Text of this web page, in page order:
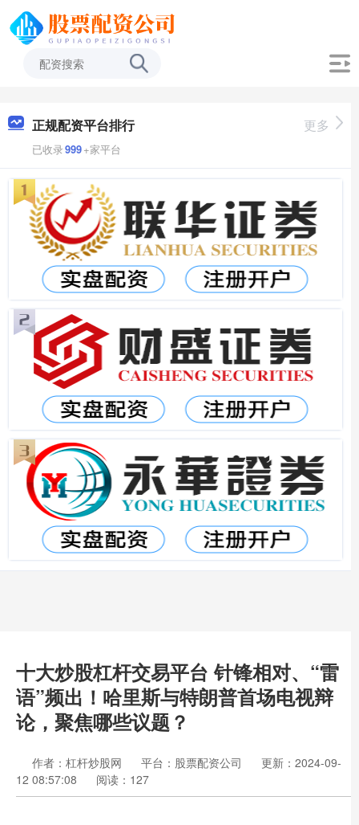
正规配资平台排行
已收录999+家平台
更多
十大炒股杠杆交易平台 针锋相对、“雷
语”频出！哈里斯与特朗普首场电视辩
论，聚焦哪些议题？
作者：杠杆炒股网 平台：股票配资公司
更新：2024-09-
12 08:57:08
阅读：127